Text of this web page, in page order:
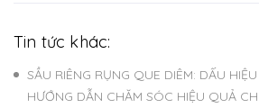
Tin tức khác:
SẦU RIÊNG RỤNG QUE DIÊM: DẤU
HƯỚNG DẪN CHĂM SÓC HIỆU QUẢ